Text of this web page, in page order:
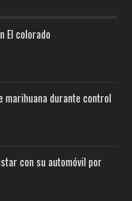
El colorado
marihuana durante control
con su automóvil por